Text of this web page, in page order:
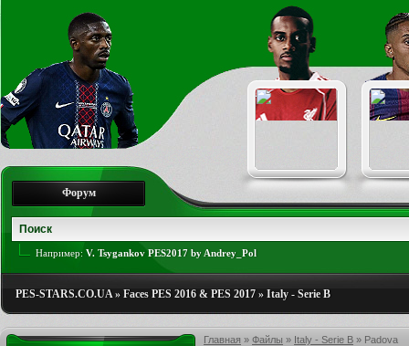
Форум
Например: V. Tsygankov PES2017 by Andrey_Pol
PES-STARS.CO.UA» Faces PES 2016 & PES 2017 » Italy - Serie B
Главная » Файлы » Italy - Serie B » Padova